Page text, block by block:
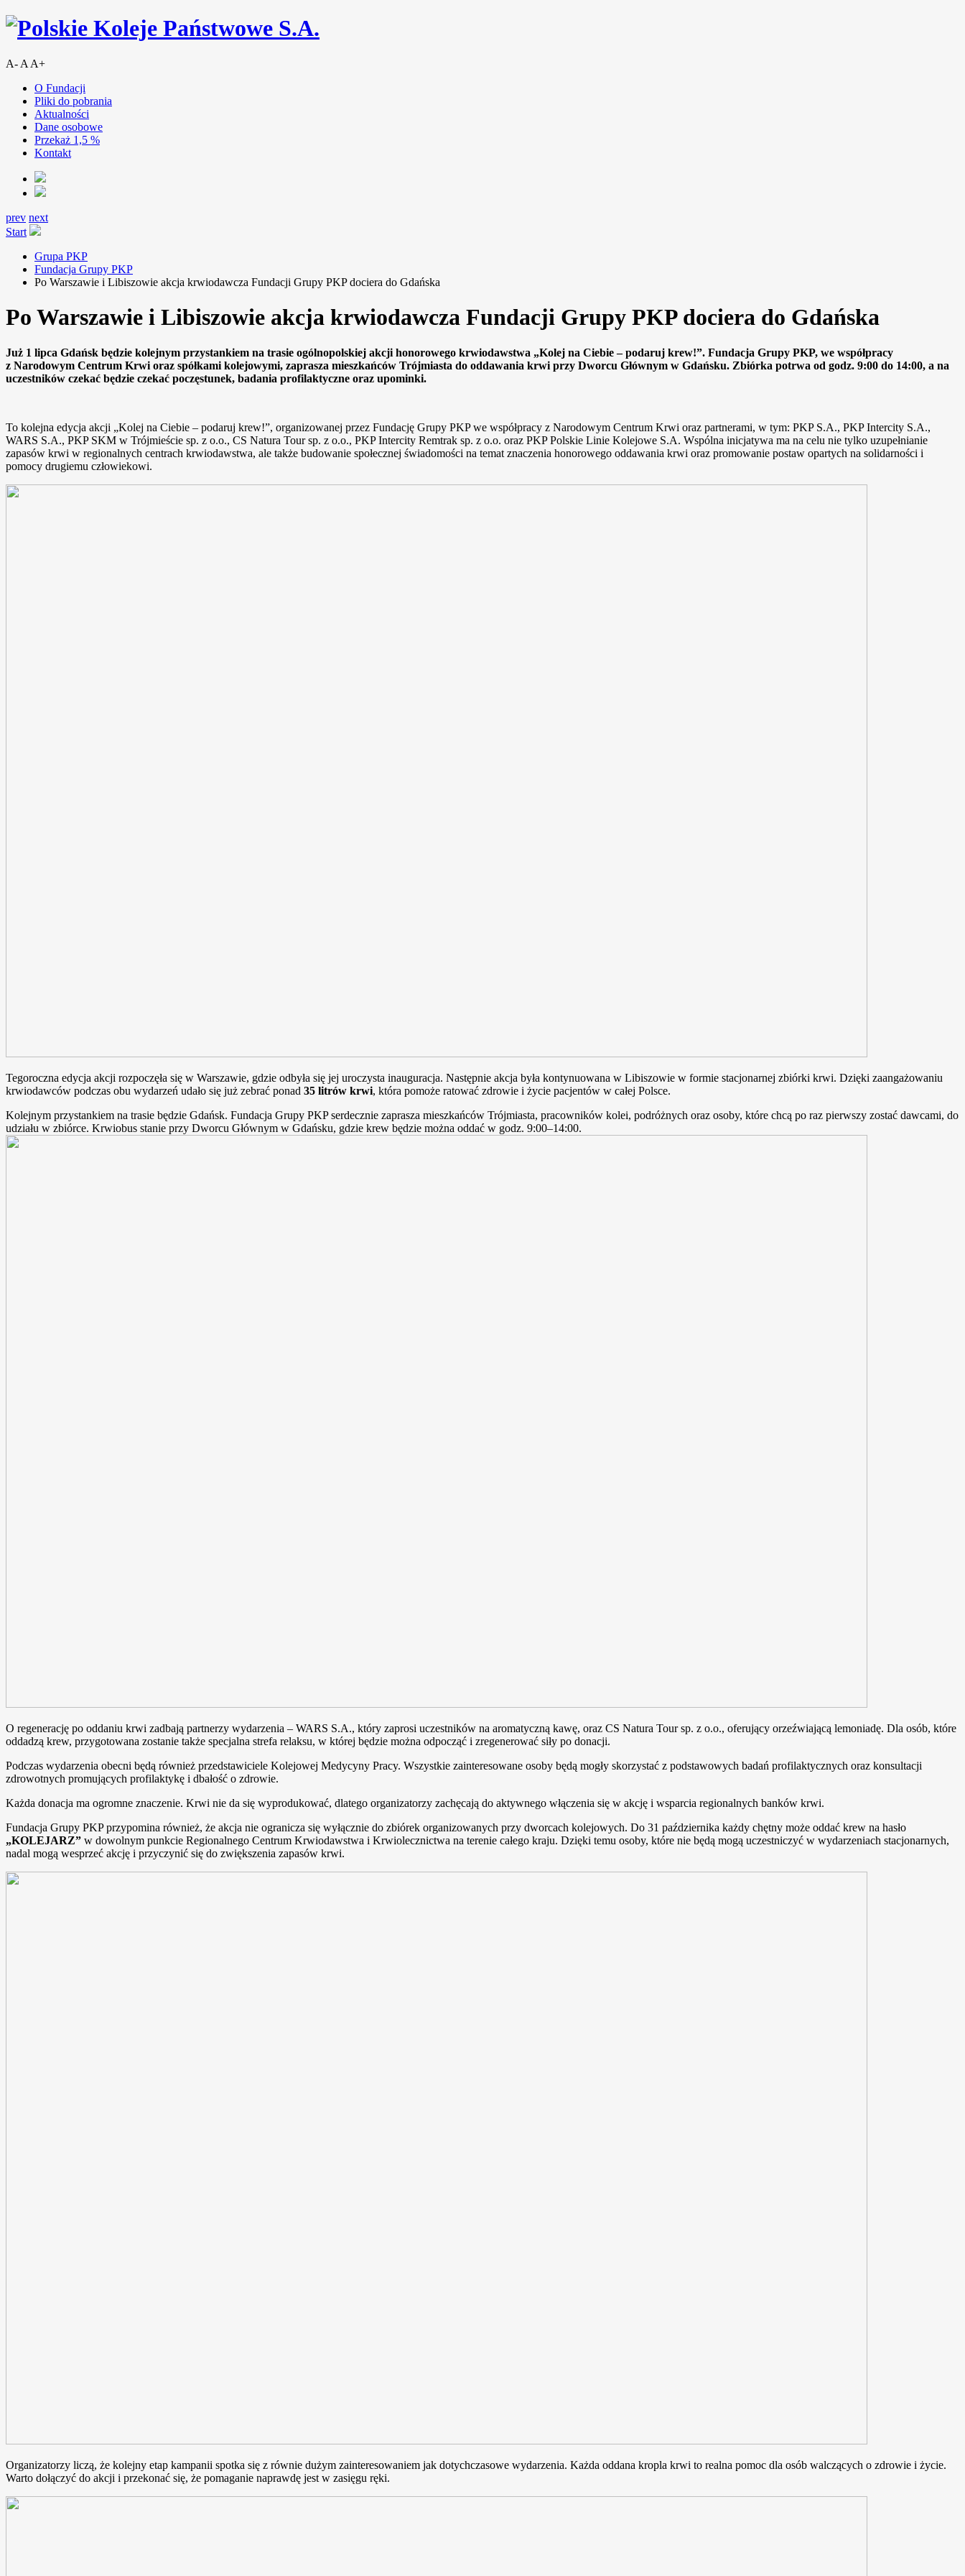
A- A A+
O Fundacji
Pliki do pobrania
Aktualności
Dane osobowe
Przekaż 1,5 %
Kontakt
prev next
Start
Grupa PKP
Fundacja Grupy PKP
Po Warszawie i Libiszowie akcja krwiodawcza Fundacji Grupy PKP dociera do Gdańska
Po Warszawie i Libiszowie akcja krwiodawcza Fundacji Grupy PKP dociera do Gdańska
Już 1 lipca Gdańsk będzie kolejnym przystankiem na trasie ogólnopolskiej akcji honorowego krwiodawstwa „Kolej na Ciebie – podaruj krew!”. Fundacja Grupy PKP, we współpracy
z Narodowym Centrum Krwi oraz spółkami kolejowymi, zaprasza mieszkańców Trójmiasta do oddawania krwi przy Dworcu Głównym w Gdańsku. Zbiórka potrwa od godz. 9:00 do 14:00, a na
uczestników czekać będzie czekać poczęstunek, badania profilaktyczne oraz upominki.
To kolejna edycja akcji „Kolej na Ciebie – podaruj krew!”, organizowanej przez Fundację Grupy PKP we współpracy z Narodowym Centrum Krwi oraz partnerami, w tym: PKP S.A., PKP Intercity S.A.,
WARS S.A., PKP SKM w Trójmieście sp. z o.o., CS Natura Tour sp. z o.o., PKP Intercity Remtrak sp. z o.o. oraz PKP Polskie Linie Kolejowe S.A. Wspólna inicjatywa ma na celu nie tylko uzupełnianie
zapasów krwi w regionalnych centrach krwiodawstwa, ale także budowanie społecznej świadomości na temat znaczenia honorowego oddawania krwi oraz promowanie postaw opartych na solidarności i
pomocy drugiemu człowiekowi.
Tegoroczna edycja akcji rozpoczęła się w Warszawie, gdzie odbyła się jej uroczysta inauguracja. Następnie akcja była kontynuowana w Libiszowie w formie stacjonarnej zbiórki krwi. Dzięki zaangażowaniu
krwiodawców podczas obu wydarzeń udało się już zebrać ponad 35 litrów krwi, która pomoże ratować zdrowie i życie pacjentów w całej Polsce.
Kolejnym przystankiem na trasie będzie Gdańsk. Fundacja Grupy PKP serdecznie zaprasza mieszkańców Trójmiasta, pracowników kolei, podróżnych oraz osoby, które chcą po raz pierwszy zostać dawcami, do
udziału w zbiórce. Krwiobus stanie przy Dworcu Głównym w Gdańsku, gdzie krew będzie można oddać w godz. 9:00–14:00.
O regenerację po oddaniu krwi zadbają partnerzy wydarzenia – WARS S.A., który zaprosi uczestników na aromatyczną kawę, oraz CS Natura Tour sp. z o.o., oferujący orzeźwiającą lemoniadę. Dla osób, które
oddadzą krew, przygotowana zostanie także specjalna strefa relaksu, w której będzie można odpocząć i zregenerować siły po donacji.
Podczas wydarzenia obecni będą również przedstawiciele Kolejowej Medycyny Pracy. Wszystkie zainteresowane osoby będą mogły skorzystać z podstawowych badań profilaktycznych oraz konsultacji
zdrowotnych promujących profilaktykę i dbałość o zdrowie.
Każda donacja ma ogromne znaczenie. Krwi nie da się wyprodukować, dlatego organizatorzy zachęcają do aktywnego włączenia się w akcję i wsparcia regionalnych banków krwi.
Fundacja Grupy PKP przypomina również, że akcja nie ogranicza się wyłącznie do zbiórek organizowanych przy dworcach kolejowych. Do 31 października każdy chętny może oddać krew na hasło
„KOLEJARZ” w dowolnym punkcie Regionalnego Centrum Krwiodawstwa i Krwiolecznictwa na terenie całego kraju. Dzięki temu osoby, które nie będą mogą uczestniczyć w wydarzeniach stacjonarnych,
nadal mogą wesprzeć akcję i przyczynić się do zwiększenia zapasów krwi.
Organizatorzy liczą, że kolejny etap kampanii spotka się z równie dużym zainteresowaniem jak dotychczasowe wydarzenia. Każda oddana kropla krwi to realna pomoc dla osób walczących o zdrowie i życie.
Warto dołączyć do akcji i przekonać się, że pomaganie naprawdę jest w zasięgu ręki.